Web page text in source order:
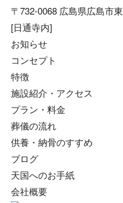
〒732-0068 広島県広島市
[日通寺内]
お知らせ
コンセプト
特徴
施設紹介・アクセス
プラン・料金
葬儀の流れ
供養・納骨のすすめ
ブログ
天国へのお手紙
会社概要